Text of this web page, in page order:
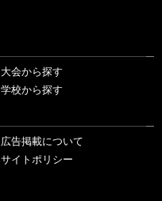
大会から探す
学校から探す
広告掲載について
サイトポリシー